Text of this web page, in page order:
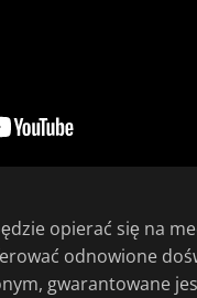
opierać się na
odnowione
gwarantowane